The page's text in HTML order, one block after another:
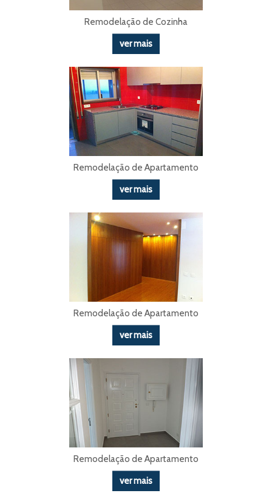
Remodelação de Cozinha
ver mais
Remodelação de Apartamento
ver mais
Remodelação de Apartamento
ver mais
Remodelação de Apartamento
ver mais